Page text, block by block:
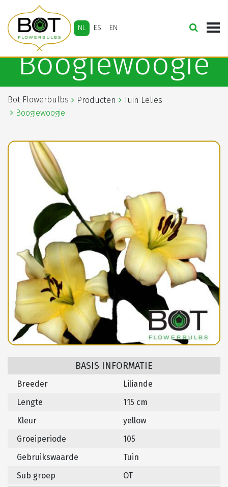
NL ES EN
Boogiewoogie
Bot Flowerbulbs Producten
Tuin Lelies
Boogiewoogie
BASIS INFORMATIE
Breeder
Liliande
Lengte
115 cm
Kleur
yellow
Groeiperiode
105
Gebruikswaarde
Tuin
Sub groep
OT